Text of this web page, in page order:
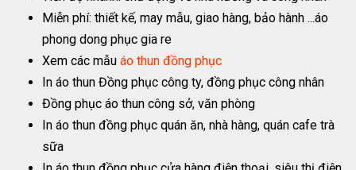
Miễn phí: thiết kế, may mẫu, giao hàng, bảo hành ...áo
phong dong phục gia re
Xem các mẫuáo thun đồng phục
In áo thun Đồng phục công ty, đồng phục công nhân
Đồng phục áo thun công sở, văn phòng
In áo thun đồng phục quán ăn, nhà hàng, quán cafe trà
sữa